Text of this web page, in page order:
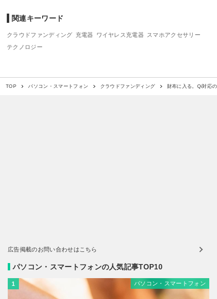
関連キーワード
クラウドファンディング 充電器 ワイヤレス充電器 スマホアクセサリー
テクノロジー
TOP パソコン・スマートフォン クラウドファンディング 財布に入る。Qi対応
広告掲載のお問い合わせはこちら
パソコン・スマートフォンの人気記事TOP10
1 パソコン・スマートフォン